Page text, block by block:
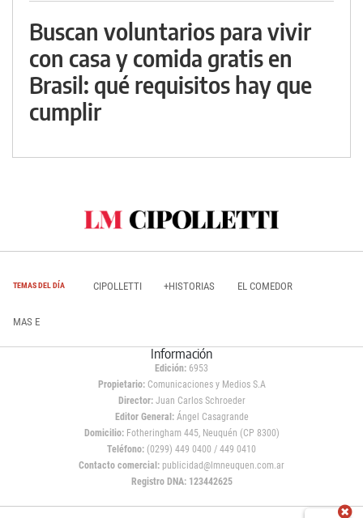
Buscan voluntarios para vivir
con casa y comida gratis en
Brasil: qué requisitos hay que
cumplir
TEMAS DEL DÍA CIPOLLETTI +HISTORIAS EL COMEDOR
MAS E
Información
Edición: 6953
Propietario:Comunicaciones y Medios S.A
Director: Juan Carlos Schroeder
Editor General:Ángel Casagrande
Domicilio:Fotheringham 445, Neuquén (CP 8300)
Teléfono: (0299) 449 0400 / 449 0410
Contacto comercial: publicidad@lmneuquen.com.ar
Registro DNA: 123442625